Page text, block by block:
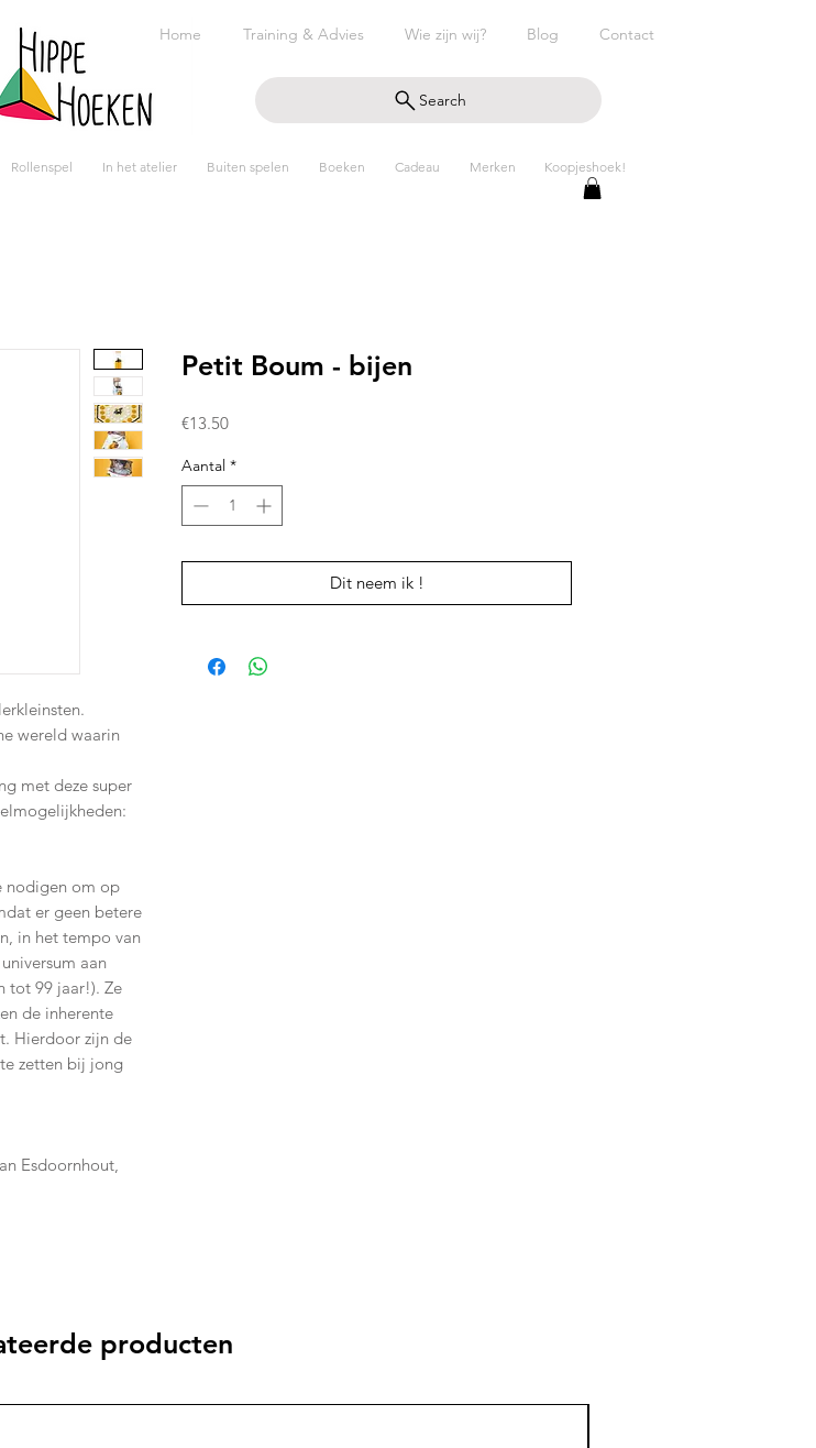
Home Training & Advies Wie zijn wij? Blog Contact
Search
Rollenspel In het atelier Buiten spelen Boeken Cadeau Merken Koopjeshoek!
wereld waarin
met deze super
nodigen om op
er geen betere
in het tempo van
aan
tot 99 jaar!). Ze
de inherente
Hierdoor zijn de
zetten bij jong
Esdoornhout,
Petit Boum - bijen
€13.50Prijs
Aantal *
Dit neem ik !
producten